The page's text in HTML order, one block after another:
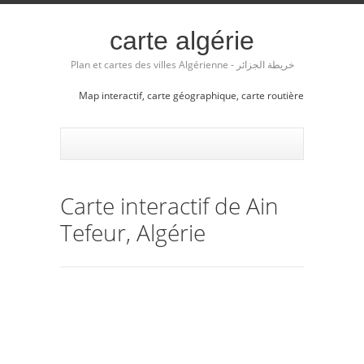
carte algérie
Plan et cartes des villes Algérienne - خريطة الجزائر
Map interactif, carte géographique, carte routière
Carte interactif de Ain
Tefeur, Algérie